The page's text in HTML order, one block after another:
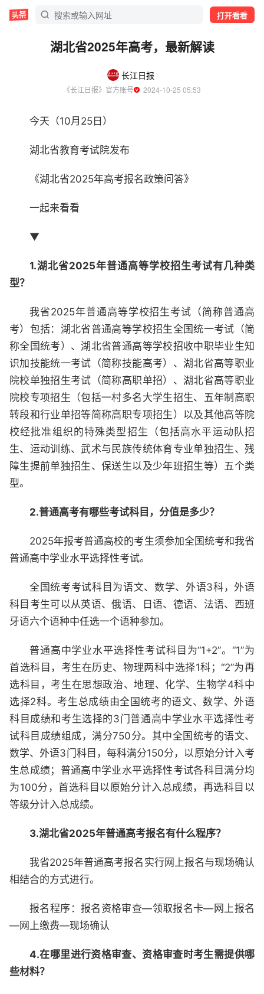
打开看看
湖北省2025年高考，最新解读
长江日报
《长江日报》官方账号
  2024-10-25 05:53
今天（10月25日）
湖北省教育考试院发布
《湖北省2025年高考报名政策问答》
一起来看看
▼
1.湖北省2025年普通高等学校招生考试有几种类
型？
我省2025年普通高等学校招生考试（简称普通高
考）包括：湖北省普通高等学校招生全国统一考试（简
称全国统考）、湖北省普通高等学校招收中职毕业生知
识加技能统一考试（简称技能高考）、湖北省高等职业
院校单独招生考试（简称高职单招）、湖北省高等职业
院校专项招生（包括一村多名大学生招生、五年制高职
转段和行业单招等简称高职专项招生）以及其他高等院
校经批准组织的特殊类型招生（包括高水平运动队招
生、运动训练、武术与民族传统体育专业单独招生、残
障生提前单独招生、保送生以及少年班招生等）五个类
型。
2.普通高考有哪些考试科目，分值是多少？
2025年报考普通高校的考生须参加全国统考和我省
普通高中学业水平选择性考试。
全国统考考试科目为语文、数学、外语3科，外语
科目考生可以从英语、俄语、日语、德语、法语、西班
牙语六个语种中任选一个语种参加。
普通高中学业水平选择性考试科目为“1+2”。“1”为
首选科目，考生在历史、物理两科中选择1科；“2”为再
选科目，考生在思想政治、地理、化学、生物学4科中
选择2科。考生总成绩由全国统考的语文、数学、外语
科目成绩和考生选择的3门普通高中学业水平选择性考
试科目成绩组成，满分750分。其中全国统考的语文、
数学、外语3门科目，每科满分150分，以原始分计入考
生总成绩；普通高中学业水平选择性考试各科目满分均
为100分，首选科目以原始分计入总成绩，再选科目以
等级分计入总成绩。
3.湖北省2025年普通高考报名有什么程序？
我省2025年普通高考报名实行网上报名与现场确认
相结合的方式进行。
报名程序：报名资格审查—领取报名卡—网上报名
—网上缴费—现场确认
4.在哪里进行资格审查、资格审查时考生需提供哪
些材料？